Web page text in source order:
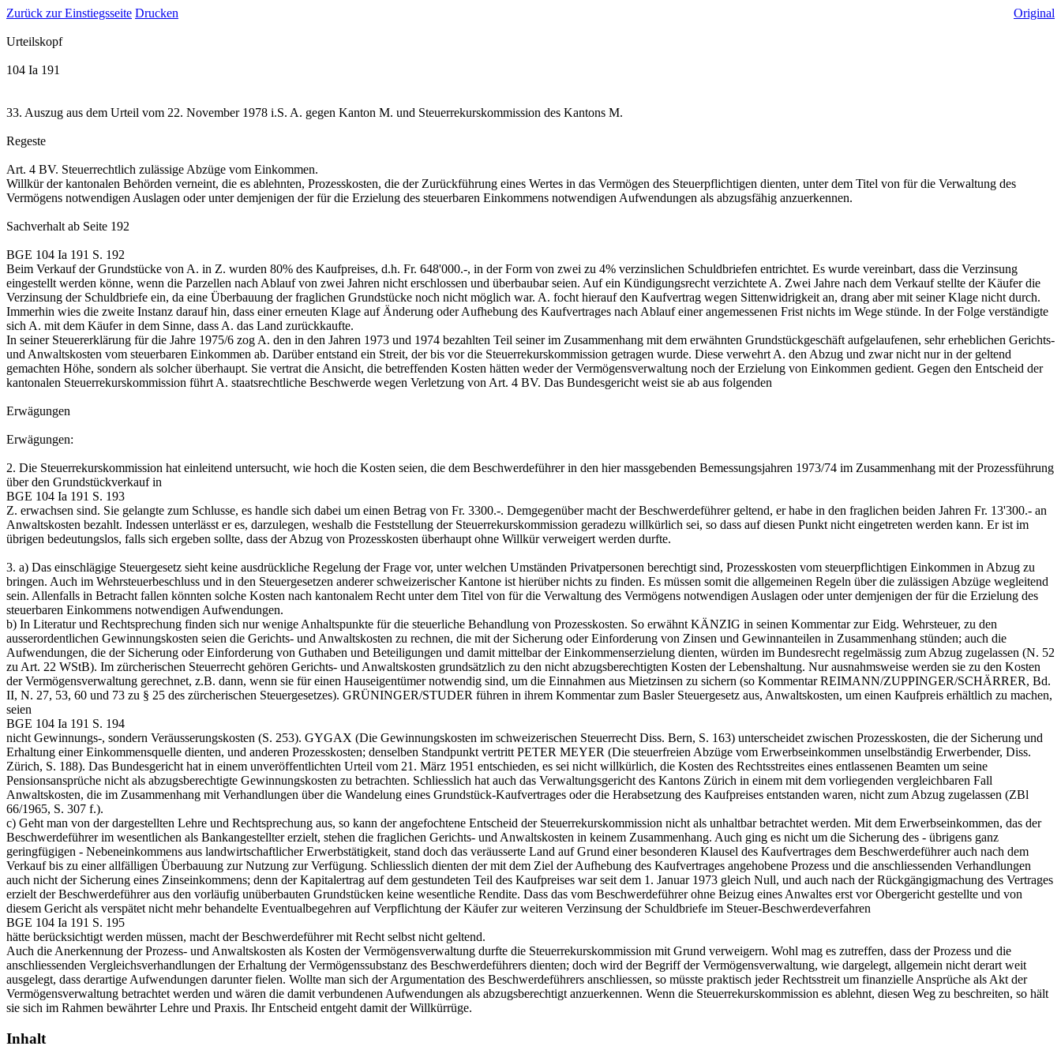
Zurück zur Einstiegsseite Drucken Original
Urteilskopf
104 Ia 191
33. Auszug aus dem Urteil vom 22. November 1978 i.S. A. gegen Kanton M. und Steuerrekurskommission des Kantons M.
Regeste
Art. 4 BV. Steuerrechtlich zulässige Abzüge vom Einkommen.
Willkür der kantonalen Behörden verneint, die es ablehnten, Prozesskosten, die der Zurückführung eines Wertes in das Vermögen des Steuerpflichtigen dienten, unter dem Titel von für die Verwaltung des
Vermögens notwendigen Auslagen oder unter demjenigen der für die Erzielung des steuerbaren Einkommens notwendigen Aufwendungen als abzugsfähig anzuerkennen.
Sachverhalt ab Seite 192
BGE 104 Ia 191 S. 192
Beim Verkauf der Grundstücke von A. in Z. wurden 80% des Kaufpreises, d.h. Fr. 648'000.-, in der Form von zwei zu 4% verzinslichen Schuldbriefen entrichtet. Es wurde vereinbart, dass die Verzinsung
eingestellt werden könne, wenn die Parzellen nach Ablauf von zwei Jahren nicht erschlossen und überbaubar seien. Auf ein Kündigungsrecht verzichtete A. Zwei Jahre nach dem Verkauf stellte der Käufer die
Verzinsung der Schuldbriefe ein, da eine Überbauung der fraglichen Grundstücke noch nicht möglich war. A. focht hierauf den Kaufvertrag wegen Sittenwidrigkeit an, drang aber mit seiner Klage nicht durch.
Immerhin wies die zweite Instanz darauf hin, dass einer erneuten Klage auf Änderung oder Aufhebung des Kaufvertrages nach Ablauf einer angemessenen Frist nichts im Wege stünde. In der Folge verständigte
sich A. mit dem Käufer in dem Sinne, dass A. das Land zurückkaufte.
In seiner Steuererklärung für die Jahre 1975/6 zog A. den in den Jahren 1973 und 1974 bezahlten Teil seiner im Zusammenhang mit dem erwähnten Grundstückgeschäft aufgelaufenen, sehr erheblichen Gerichts-
und Anwaltskosten vom steuerbaren Einkommen ab. Darüber entstand ein Streit, der bis vor die Steuerrekurskommission getragen wurde. Diese verwehrt A. den Abzug und zwar nicht nur in der geltend
gemachten Höhe, sondern als solcher überhaupt. Sie vertrat die Ansicht, die betreffenden Kosten hätten weder der Vermögensverwaltung noch der Erzielung von Einkommen gedient. Gegen den Entscheid der
kantonalen Steuerrekurskommission führt A. staatsrechtliche Beschwerde wegen Verletzung von Art. 4 BV. Das Bundesgericht weist sie ab aus folgenden
Erwägungen
Erwägungen:
2. Die Steuerrekurskommission hat einleitend untersucht, wie hoch die Kosten seien, die dem Beschwerdeführer in den hier massgebenden Bemessungsjahren 1973/74 im Zusammenhang mit der Prozessführung
über den Grundstückverkauf in
BGE 104 Ia 191 S. 193
Z. erwachsen sind. Sie gelangte zum Schlusse, es handle sich dabei um einen Betrag von Fr. 3300.-. Demgegenüber macht der Beschwerdeführer geltend, er habe in den fraglichen beiden Jahren Fr. 13'300.- an
Anwaltskosten bezahlt. Indessen unterlässt er es, darzulegen, weshalb die Feststellung der Steuerrekurskommission geradezu willkürlich sei, so dass auf diesen Punkt nicht eingetreten werden kann. Er ist im
übrigen bedeutungslos, falls sich ergeben sollte, dass der Abzug von Prozesskosten überhaupt ohne Willkür verweigert werden durfte.
3. a) Das einschlägige Steuergesetz sieht keine ausdrückliche Regelung der Frage vor, unter welchen Umständen Privatpersonen berechtigt sind, Prozesskosten vom steuerpflichtigen Einkommen in Abzug zu
bringen. Auch im Wehrsteuerbeschluss und in den Steuergesetzen anderer schweizerischer Kantone ist hierüber nichts zu finden. Es müssen somit die allgemeinen Regeln über die zulässigen Abzüge wegleitend
sein. Allenfalls in Betracht fallen könnten solche Kosten nach kantonalem Recht unter dem Titel von für die Verwaltung des Vermögens notwendigen Auslagen oder unter demjenigen der für die Erzielung des
steuerbaren Einkommens notwendigen Aufwendungen.
b) In Literatur und Rechtsprechung finden sich nur wenige Anhaltspunkte für die steuerliche Behandlung von Prozesskosten. So erwähnt KÄNZIG in seinen Kommentar zur Eidg. Wehrsteuer, zu den
ausserordentlichen Gewinnungskosten seien die Gerichts- und Anwaltskosten zu rechnen, die mit der Sicherung oder Einforderung von Zinsen und Gewinnanteilen in Zusammenhang stünden; auch die
Aufwendungen, die der Sicherung oder Einforderung von Guthaben und Beteiligungen und damit mittelbar der Einkommenserzielung dienten, würden im Bundesrecht regelmässig zum Abzug zugelassen (N. 52
zu Art. 22 WStB). Im zürcherischen Steuerrecht gehören Gerichts- und Anwaltskosten grundsätzlich zu den nicht abzugsberechtigten Kosten der Lebenshaltung. Nur ausnahmsweise werden sie zu den Kosten
der Vermögensverwaltung gerechnet, z.B. dann, wenn sie für einen Hauseigentümer notwendig sind, um die Einnahmen aus Mietzinsen zu sichern (so Kommentar REIMANN/ZUPPINGER/SCHÄRRER, Bd.
II, N. 27, 53, 60 und 73 zu § 25 des zürcherischen Steuergesetzes). GRÜNINGER/STUDER führen in ihrem Kommentar zum Basler Steuergesetz aus, Anwaltskosten, um einen Kaufpreis erhältlich zu machen,
seien
BGE 104 Ia 191 S. 194
nicht Gewinnungs-, sondern Veräusserungskosten (S. 253). GYGAX (Die Gewinnungskosten im schweizerischen Steuerrecht Diss. Bern, S. 163) unterscheidet zwischen Prozesskosten, die der Sicherung und
Erhaltung einer Einkommensquelle dienten, und anderen Prozesskosten; denselben Standpunkt vertritt PETER MEYER (Die steuerfreien Abzüge vom Erwerbseinkommen unselbständig Erwerbender, Diss.
Zürich, S. 188). Das Bundesgericht hat in einem unveröffentlichten Urteil vom 21. März 1951 entschieden, es sei nicht willkürlich, die Kosten des Rechtsstreites eines entlassenen Beamten um seine
Pensionsansprüche nicht als abzugsberechtigte Gewinnungskosten zu betrachten. Schliesslich hat auch das Verwaltungsgericht des Kantons Zürich in einem mit dem vorliegenden vergleichbaren Fall
Anwaltskosten, die im Zusammenhang mit Verhandlungen über die Wandelung eines Grundstück-Kaufvertrages oder die Herabsetzung des Kaufpreises entstanden waren, nicht zum Abzug zugelassen (ZBl
66/1965, S. 307 f.).
c) Geht man von der dargestellten Lehre und Rechtsprechung aus, so kann der angefochtene Entscheid der Steuerrekurskommission nicht als unhaltbar betrachtet werden. Mit dem Erwerbseinkommen, das der
Beschwerdeführer im wesentlichen als Bankangestellter erzielt, stehen die fraglichen Gerichts- und Anwaltskosten in keinem Zusammenhang. Auch ging es nicht um die Sicherung des - übrigens ganz
geringfügigen - Nebeneinkommens aus landwirtschaftlicher Erwerbstätigkeit, stand doch das veräusserte Land auf Grund einer besonderen Klausel des Kaufvertrages dem Beschwerdeführer auch nach dem
Verkauf bis zu einer allfälligen Überbauung zur Nutzung zur Verfügung. Schliesslich dienten der mit dem Ziel der Aufhebung des Kaufvertrages angehobene Prozess und die anschliessenden Verhandlungen
auch nicht der Sicherung eines Zinseinkommens; denn der Kapitalertrag auf dem gestundeten Teil des Kaufpreises war seit dem 1. Januar 1973 gleich Null, und auch nach der Rückgängigmachung des Vertrages
erzielt der Beschwerdeführer aus den vorläufig unüberbauten Grundstücken keine wesentliche Rendite. Dass das vom Beschwerdeführer ohne Beizug eines Anwaltes erst vor Obergericht gestellte und von
diesem Gericht als verspätet nicht mehr behandelte Eventualbegehren auf Verpflichtung der Käufer zur weiteren Verzinsung der Schuldbriefe im Steuer-Beschwerdeverfahren
BGE 104 Ia 191 S. 195
hätte berücksichtigt werden müssen, macht der Beschwerdeführer mit Recht selbst nicht geltend.
Auch die Anerkennung der Prozess- und Anwaltskosten als Kosten der Vermögensverwaltung durfte die Steuerrekurskommission mit Grund verweigern. Wohl mag es zutreffen, dass der Prozess und die
anschliessenden Vergleichsverhandlungen der Erhaltung der Vermögenssubstanz des Beschwerdeführers dienten; doch wird der Begriff der Vermögensverwaltung, wie dargelegt, allgemein nicht derart weit
ausgelegt, dass derartige Aufwendungen darunter fielen. Wollte man sich der Argumentation des Beschwerdeführers anschliessen, so müsste praktisch jeder Rechtsstreit um finanzielle Ansprüche als Akt der
Vermögensverwaltung betrachtet werden und wären die damit verbundenen Aufwendungen als abzugsberechtigt anzuerkennen. Wenn die Steuerrekurskommission es ablehnt, diesen Weg zu beschreiten, so hält
sie sich im Rahmen bewährter Lehre und Praxis. Ihr Entscheid entgeht damit der Willkürrüge.
Inhalt